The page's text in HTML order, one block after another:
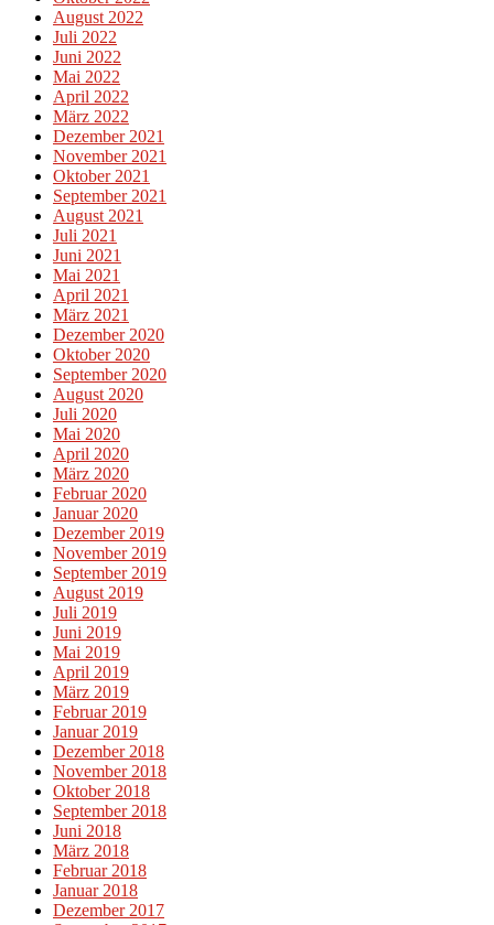
August 2022
Juli 2022
Juni 2022
Mai 2022
April 2022
März 2022
Dezember 2021
November 2021
Oktober 2021
September 2021
August 2021
Juli 2021
Juni 2021
Mai 2021
April 2021
März 2021
Dezember 2020
Oktober 2020
September 2020
August 2020
Juli 2020
Mai 2020
April 2020
März 2020
Februar 2020
Januar 2020
Dezember 2019
November 2019
September 2019
August 2019
Juli 2019
Juni 2019
Mai 2019
April 2019
März 2019
Februar 2019
Januar 2019
Dezember 2018
November 2018
Oktober 2018
September 2018
Juni 2018
März 2018
Februar 2018
Januar 2018
Dezember 2017